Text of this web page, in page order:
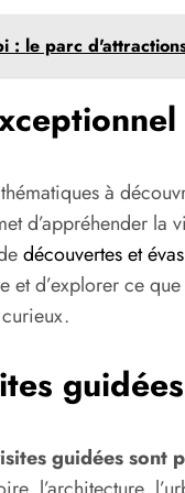
: le parc
à
d’appréhender la
découvertes et
et d’explorer ce
guidées sont